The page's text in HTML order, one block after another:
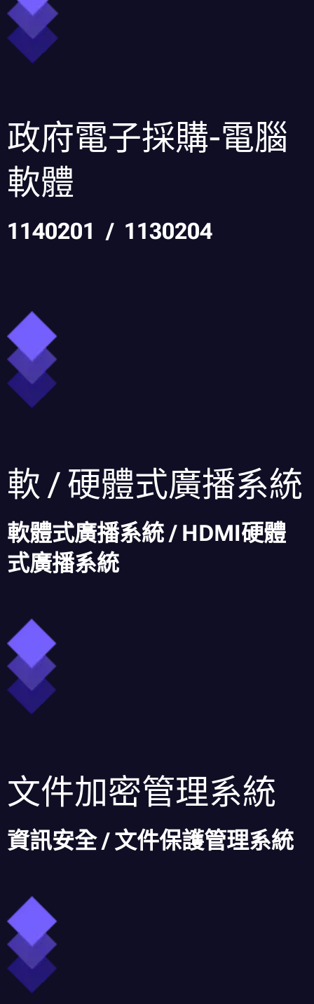
政府電子採購-電腦
軟體
1140201 / 1130204
軟 / 硬體式廣播系統
軟體式廣播系統 / HDMI硬體
式廣播系統
文件加密管理系統
資訊安全 / 文件保護管理系統